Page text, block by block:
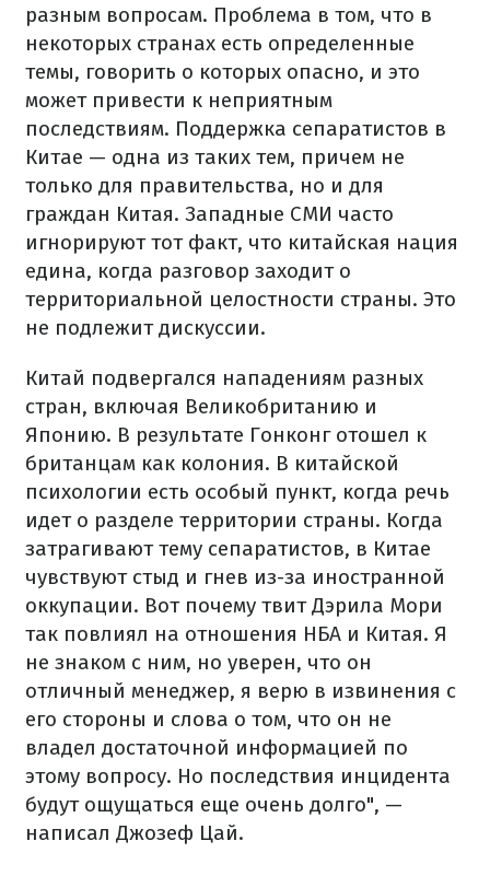
разным вопросам. Проблема в том, что в
некоторых странах есть определенные
темы, говорить о которых опасно, и это
может привести к неприятным
последствиям. Поддержка сепаратистов в
Китае — одна из таких тем, причем не
только для правительства, но и для
граждан Китая. Западные СМИ часто
игнорируют тот факт, что китайская нация
едина, когда разговор заходит о
территориальной целостности страны. Это
не подлежит дискуссии.
Китай подвергался нападениям разных
стран, включая Великобританию и
Японию. В результате Гонконг отошел к
британцам как колония. В китайской
психологии есть особый пункт, когда речь
идет о разделе территории страны. Когда
затрагивают тему сепаратистов, в Китае
чувствуют стыд и гнев из-за иностранной
оккупации. Вот почему твит Дэрила Мори
так повлиял на отношения НБА и Китая. Я
не знаком с ним, но уверен, что он
отличный менеджер, я верю в извинения с
его стороны и слова о том, что он не
владел достаточной информацией по
этому вопросу. Но последствия инцидента
будут ощущаться еще очень долго", —
написал Джозеф Цай.